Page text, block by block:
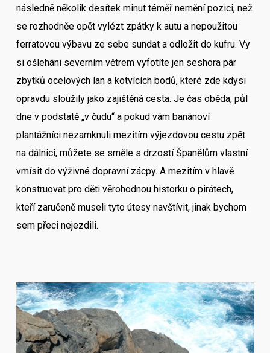
následně několik desítek minut téměř nemění pozici, než
se rozhodněe opět vylézt zpátky k autu a nepoužitou
ferratovou výbavu ze sebe sundat a odložit do kufru. Vy
si ošleháni severním větrem vyfotíte jen seshora pár
zbytků ocelových lan a kotvících bodů, které zde kdysi
opravdu sloužily jako zajištěná cesta. Je čas oběda, půl
dne v podstatě „v čudu“ a pokud vám banánoví
plantážníci nezamknuli mezitím výjezdovou cestu zpět
na dálnici, můžete se směle s drzostí Španělům vlastní
vmísit do výživné dopravní zácpy. A mezitím v hlavě
konstruovat pro děti věrohodnou historku o pirátech,
kteří zaručeně museli tyto útesy navštívit, jinak bychom
sem přeci nejezdili.